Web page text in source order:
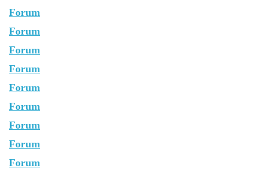
Forum
Forum
Forum
Forum
Forum
Forum
Forum
Forum
Forum